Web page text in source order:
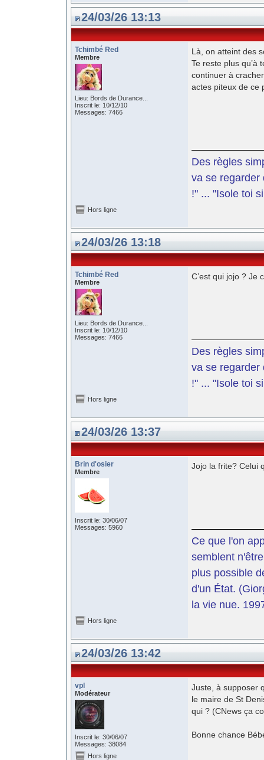
24/03/26 13:13
Tchimbé Red
Membre
Lieu: Bords de Durance...
Inscrit le: 10/12/10
Messages: 7466
Là, on atteint des
Te reste plus qu’à
continuer à
actes piteux de ce
Des règles
va se regarder
!" ... "Isole toi
Hors ligne
24/03/26 13:18
Tchimbé Red
Membre
Lieu: Bords de Durance...
Inscrit le: 10/12/10
Messages: 7466
C’est qui jojo ? Je
Des règles
va se regarder
!" ... "Isole toi
Hors ligne
24/03/26 13:37
Brin d'osier
Membre
Inscrit le: 30/06/07
Messages: 5960
Jojo la frite? Celui
Ce que l'on
semblent
plus possible
d'un État.
la vie nue.
Hors ligne
24/03/26 13:42
vpl
Modérateur
Inscrit le: 30/06/07
Messages: 38084
Juste, à supposer
le maire de St
qui ? (CNews ça
Bonne chance
Hors ligne